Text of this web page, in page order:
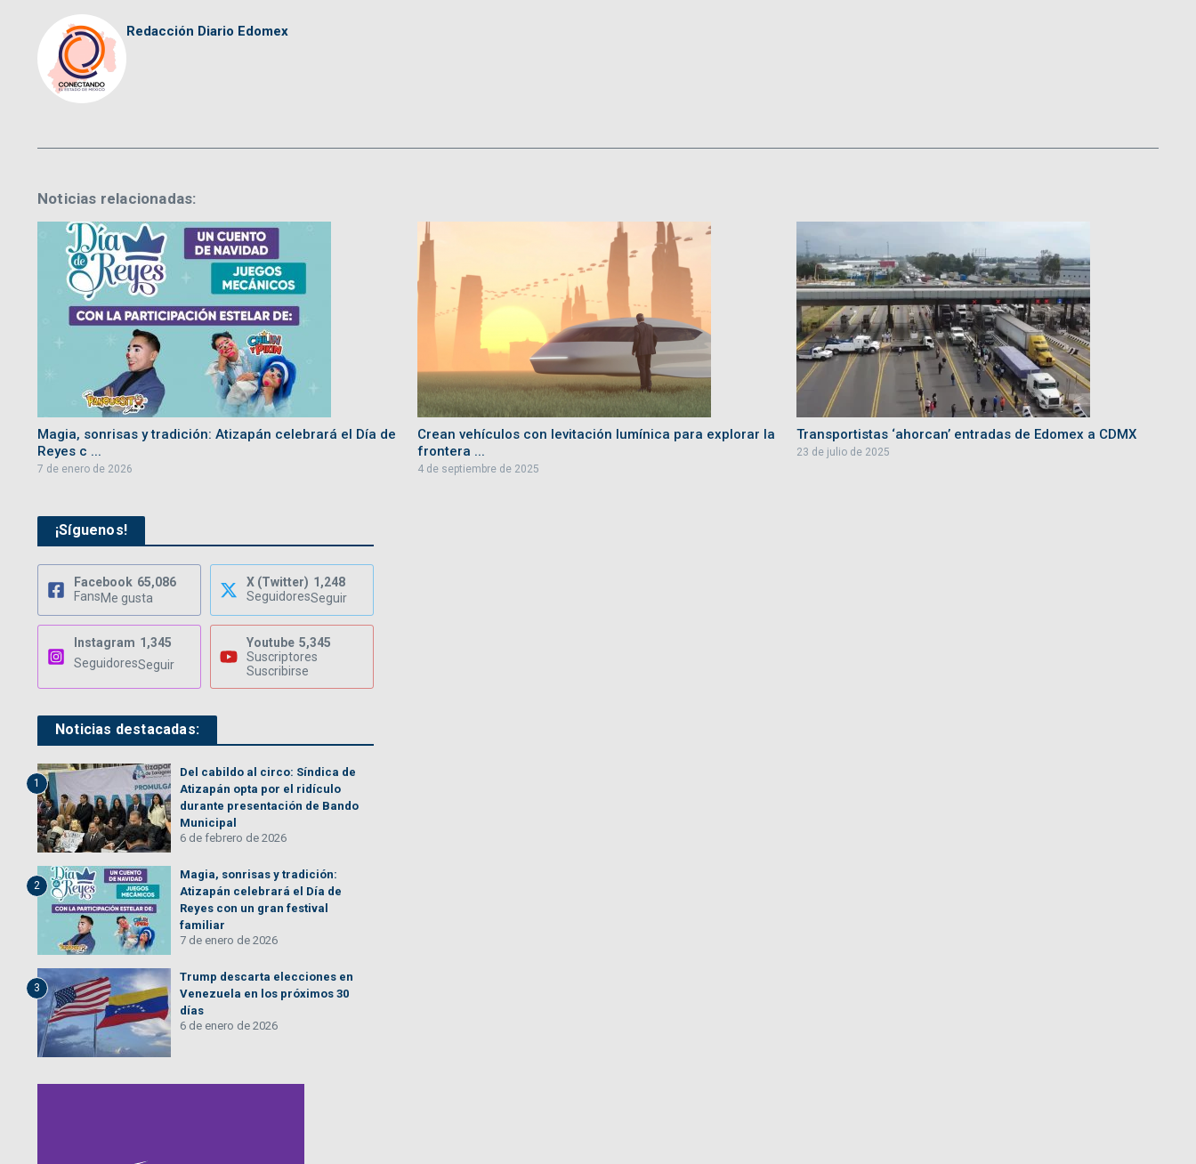
Redacción Diario Edomex
Noticias relacionadas:
Magia, sonrisas y tradición: Atizapán celebrará el Día de
Reyes c ...
7 de enero de 2026
Crean vehículos con levitación lumínica para explorar la
frontera ...
4 de septiembre de 2025
Transportistas ‘ahorcan’ entradas de Edomex a CDMX
23 de julio de 2025
¡Síguenos!
Facebook 65,086
FansMe gusta
X (Twitter) 1,248
SeguidoresSeguir
Instagram 1,345
SeguidoresSeguir
Youtube 5,345
Suscriptores
Suscribirse
Noticias destacadas:
1
Del cabildo al circo: Síndica de
Atizapán opta por el ridículo
durante presentación de Bando
Municipal
6 de febrero de 2026
2
Magia, sonrisas y tradición:
Atizapán celebrará el Día de
Reyes con un gran festival
familiar
7 de enero de 2026
3
Trump descarta elecciones en
Venezuela en los próximos 30
días
6 de enero de 2026